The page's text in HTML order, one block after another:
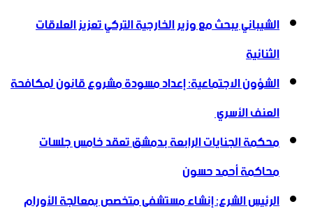
الشيباني يبحث مع وزير الخارجية التركي تعزيز العلاقات
الثنائية
الشؤون الاجتماعية: إعداد مسودة مشروع قانون لمكافحة
العنف الأسري ‏
محكمة الجنايات الرابعة بدمشق تعقد خامس جلسات
محاكمة أحمد حسون
الرئيس الشرع: إنشاء ‌‏مستشفى متخصص بمعالجة الأورام